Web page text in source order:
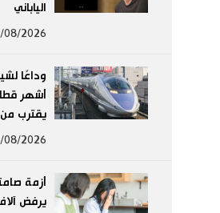
الياباني
08/2026
أشهر
يقترب من
08/2026
أزمة
يرفض